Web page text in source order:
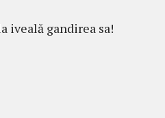
iveală gandirea sa!